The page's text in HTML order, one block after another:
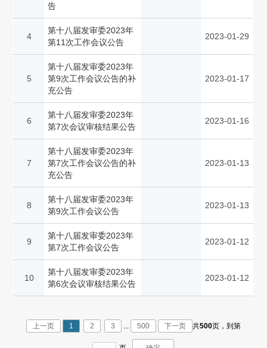
告
4
第十八届发审委2023年
第11次工作会议公告
2023-01-29
5
第十八届发审委2023年
第9次工作会议公告的补
充公告
2023-01-17
6
第十八届发审委2023年
第7次会议审核结果公告
2023-01-16
7
第十八届发审委2023年
第7次工作会议公告的补
充公告
2023-01-13
8
第十八届发审委2023年
第9次工作会议公告
2023-01-13
9
第十八届发审委2023年
第7次工作会议公告
2023-01-12
10
第十八届发审委2023年
第6次会议审核结果公告
2023-01-12
上一页 1 2 3 ... 500 下一页 共500页， 到第